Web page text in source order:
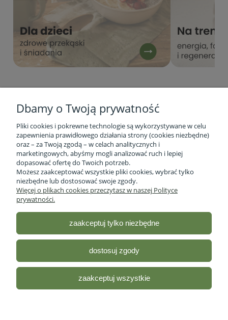
Informacje o firmie
Obsługa klienta
Sklep ze zdrową żywnością - Stacja Bio| ul. lubelska 46 2/12,
533 750 361| NIP: 5170418066
Odwiedź nasz profil naFacebooku!
Dbamy o Twoją prywatność
Pliki cookies i pokrewne technologie są wykorzystywane w celu
zapewnienia prawidłowego działania strony (cookies niezbędne)
oraz – za Twoją zgodą – w celach analitycznych i
marketingowych, abyśmy mogli analizować ruch i lepiej
dopasować ofertę do Twoich potrzeb.
Możesz zaakceptować wszystkie pliki cookies, wybrać tylko
niezbędne lub dostosować swoje zgody.
Więcej o plikach cookies przeczytasz w naszej Polityce
prywatności.
zaakceptuj tylko niezbędne
dostosuj zgody
zaakceptuj wszystkie